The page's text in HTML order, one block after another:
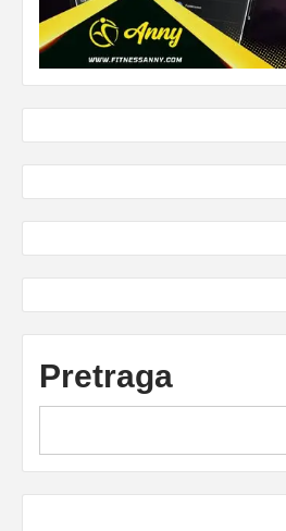
Pretraga